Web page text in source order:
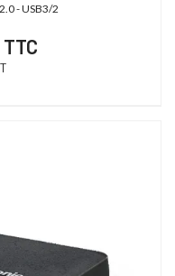
- USB3/2